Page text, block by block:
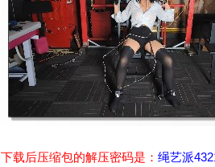
下载后压缩包的解压密码是： 绳艺派